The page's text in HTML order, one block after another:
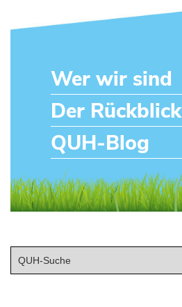
Wer wir sind
Der Rückblick
QUH-Blog